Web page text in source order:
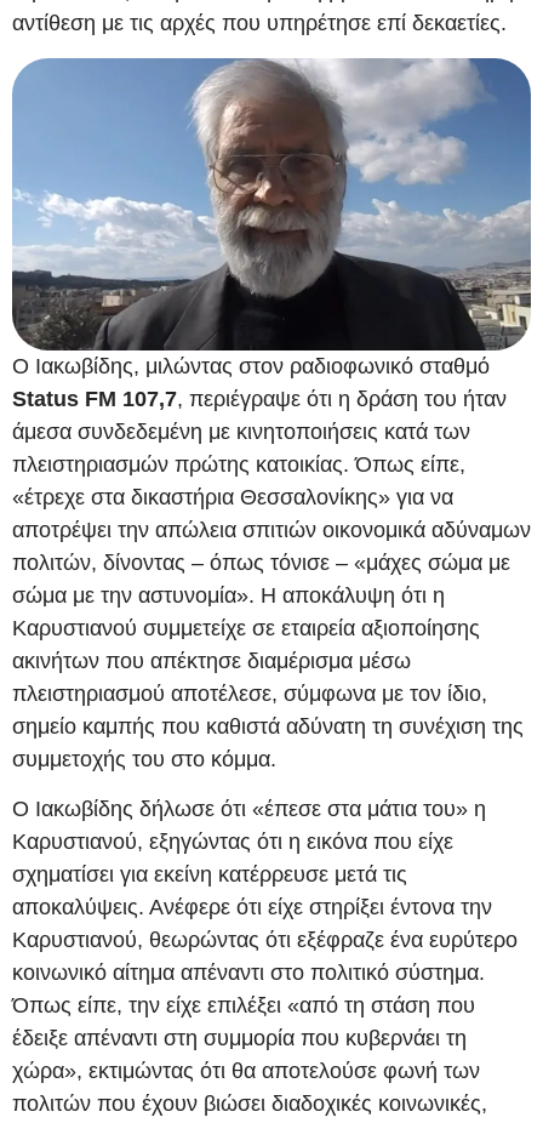
αντίθεση με τις αρχές που υπηρέτησε επί δεκαετίες.
Ο Ιακωβίδης, μιλώντας στον ραδιοφωνικό σταθμό
Status FM 107,7, περιέγραψε ότι η δράση του ήταν
άμεσα συνδεδεμένη με κινητοποιήσεις κατά των
πλειστηριασμών πρώτης κατοικίας. Όπως είπε,
«έτρεχε στα δικαστήρια Θεσσαλονίκης» για να
αποτρέψει την απώλεια σπιτιών οικονομικά αδύναμων
πολιτών, δίνοντας – όπως τόνισε – «μάχες σώμα με
σώμα με την αστυνομία». Η αποκάλυψη ότι η
Καρυστιανού συμμετείχε σε εταιρεία αξιοποίησης
ακινήτων που απέκτησε διαμέρισμα μέσω
πλειστηριασμού αποτέλεσε, σύμφωνα με τον ίδιο,
σημείο καμπής που καθιστά αδύνατη τη συνέχιση της
συμμετοχής του στο κόμμα.
Ο Ιακωβίδης δήλωσε ότι «έπεσε στα μάτια του» η
Καρυστιανού, εξηγώντας ότι η εικόνα που είχε
σχηματίσει για εκείνη κατέρρευσε μετά τις
αποκαλύψεις. Ανέφερε ότι είχε στηρίξει έντονα την
Καρυστιανού, θεωρώντας ότι εξέφραζε ένα ευρύτερο
κοινωνικό αίτημα απέναντι στο πολιτικό σύστημα.
Όπως είπε, την είχε επιλέξει «από τη στάση που
έδειξε απέναντι στη συμμορία που κυβερνάει τη
χώρα», εκτιμώντας ότι θα αποτελούσε φωνή των
πολιτών που έχουν βιώσει διαδοχικές κοινωνικές,